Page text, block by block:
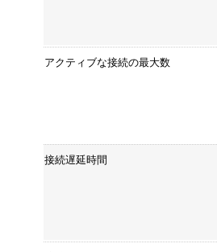
アクティブな接続の最大数
接続遅延時間